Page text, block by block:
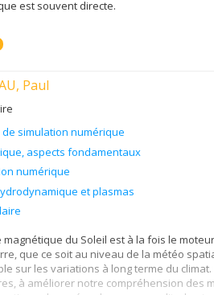
est souvent directe.
Paul
simulation numérique
aspects fondamentaux
numérique
et plasmas
magnétique du Soleil est à la fois le
que ce soit au niveau de la météo
sur les variations à long terme du
à améliorer notre compréhension des